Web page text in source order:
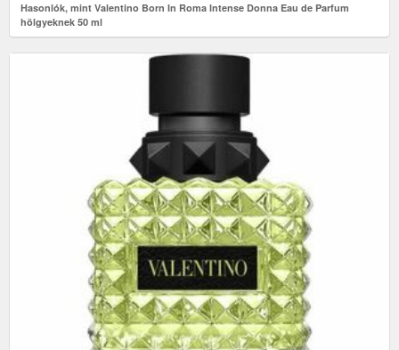
Hasonlók, mint Valentino Born In Roma Intense Donna Eau de Parfum
hölgyeknek 50 ml